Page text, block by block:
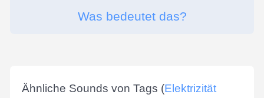
Was bedeutet das?
Ähnliche Sounds von Tags (Elektrizität